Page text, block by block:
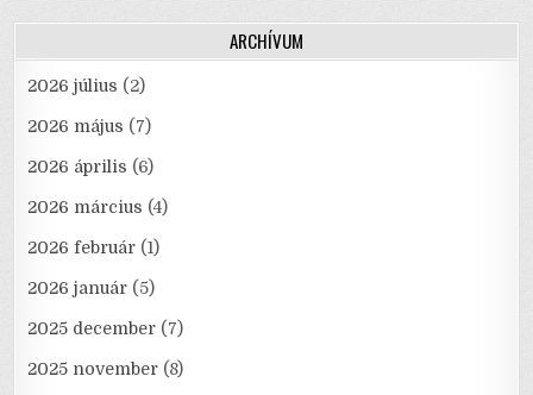
ARCHÍVUM
2026 július (2)
2026 május (7)
2026 április (6)
2026 március (4)
2026 február (1)
2026 január (5)
2025 december (7)
2025 november (8)